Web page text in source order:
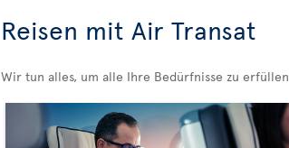
Reisen mit Air Transat
Wir tun alles, um alle Ihre Bedürfnisse zu